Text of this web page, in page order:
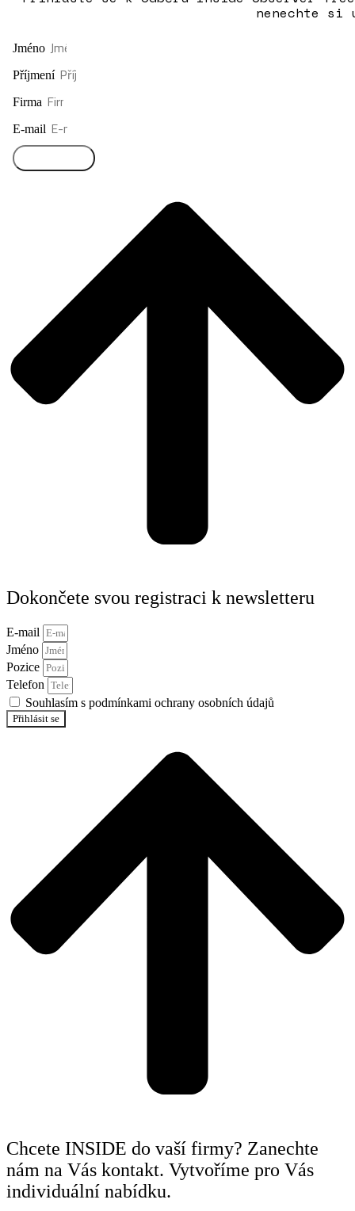
nenechte si
Jméno
Příjmení
Firma
E-mail
Dokončete svou registraci k newsletteru
E-mail
Jméno
Pozice
Telefon
Souhlasím s podmínkami ochrany osobních údajů
Přihlásit se
Chcete INSIDE do vaší firmy? Zanechte
nám na Vás kontakt. Vytvoříme pro Vás
individuální nabídku.